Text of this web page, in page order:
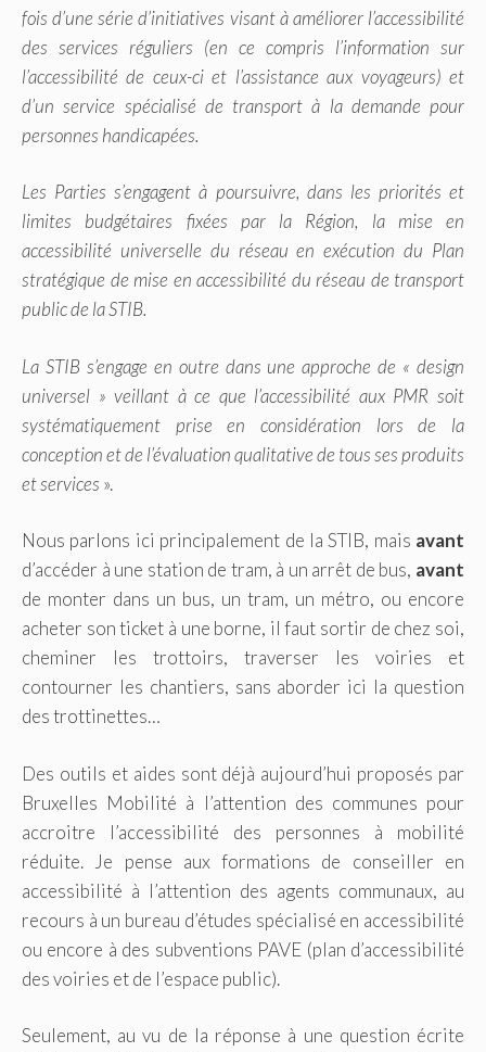
fois d’une série d’initiatives visant à améliorer l’accessibilité
des services réguliers (en ce compris l’information sur
l’accessibilité de ceux-ci et l’assistance aux voyageurs) et
d’un service spécialisé de transport à la demande pour
personnes handicapées.
Les Parties s’engagent à poursuivre, dans les priorités et
limites budgétaires fixées par la Région, la mise en
accessibilité universelle du réseau en exécution du Plan
stratégique de mise en accessibilité du réseau de transport
public de la STIB.
La STIB s’engage en outre dans une approche de « design
universel » veillant à ce que l’accessibilité aux PMR soit
systématiquement prise en considération lors de la
conception et de l’évaluation qualitative de tous ses produits
et services ».
Nous parlons ici principalement de la STIB, mais avant
d’accéder à une station de tram, à un arrêt de bus, avant
de monter dans un bus, un tram, un métro, ou encore
acheter son ticket à une borne, il faut sortir de chez soi,
cheminer les trottoirs, traverser les voiries et
contourner les chantiers, sans aborder ici la question
des trottinettes…
Des outils et aides sont déjà aujourd’hui proposés par
Bruxelles Mobilité à l’attention des communes pour
accroitre l’accessibilité des personnes à mobilité
réduite. Je pense aux formations de conseiller en
accessibilité à l’attention des agents communaux, au
recours à un bureau d’études spécialisé en accessibilité
ou encore à des subventions PAVE (plan d’accessibilité
des voiries et de l’espace public).
Seulement, au vu de la réponse à une question écrite